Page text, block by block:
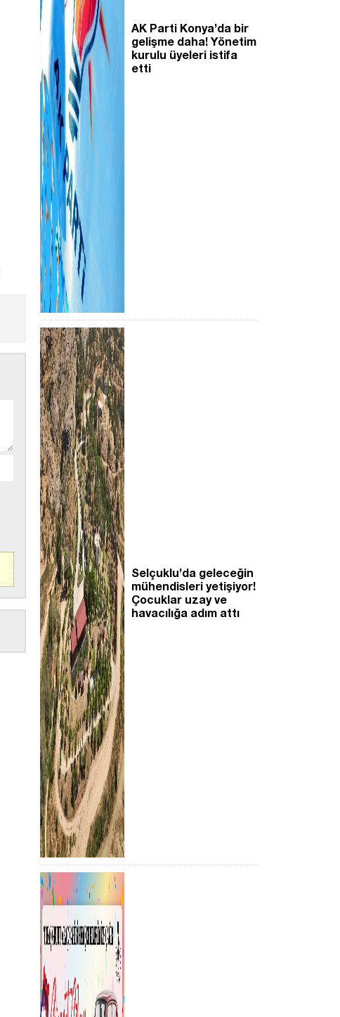
AK Parti Konya’da bir
gelişme daha! Yönetim
kurulu üyeleri istifa
etti
Selçuklu’da geleceğin
mühendisleri yetişiyor!
Çocuklar uzay ve
havacılığa adım attı